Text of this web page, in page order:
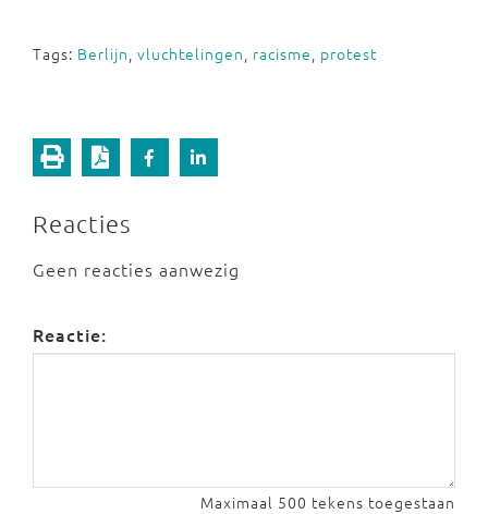
Tags: Berlijn, vluchtelingen, racisme, protest
Reacties
Geen reacties aanwezig
Reactie:
Maximaal 500 tekens toegestaan